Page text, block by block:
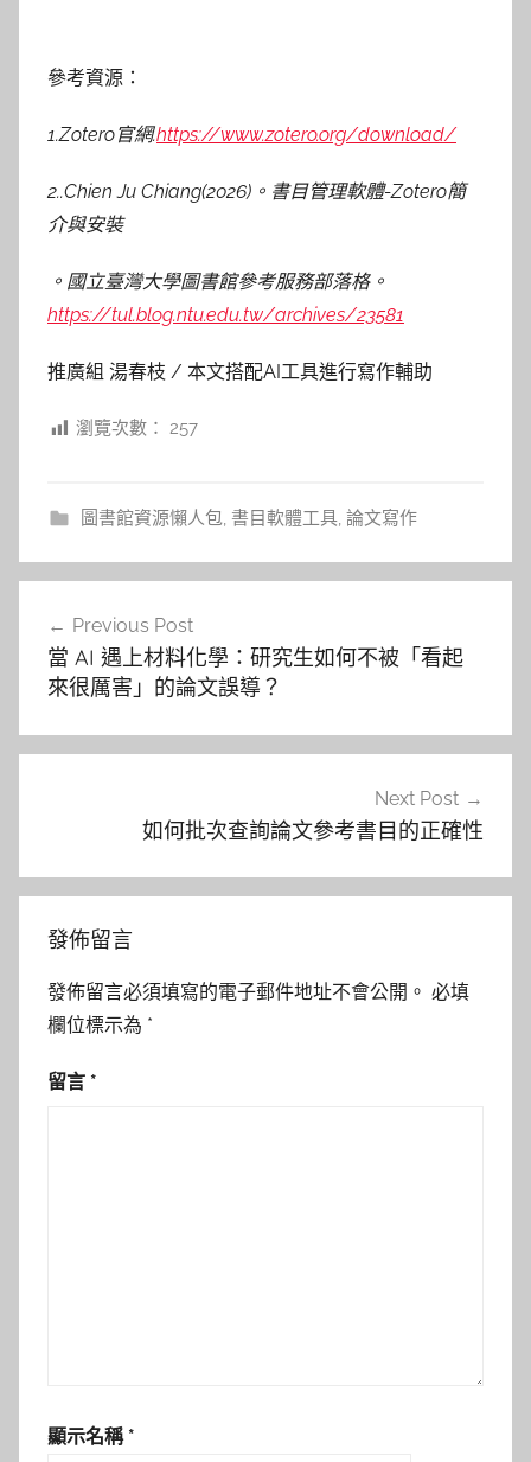
參考資源：
1.Zotero官網.https://www.zotero.org/download/
2..Chien Ju Chiang(2026)。書目管理軟體-Zotero簡
介與安裝
。國立臺灣大學圖書館參考服務部落格。
https://tul.blog.ntu.edu.tw/archives/23581
推廣組 湯春枝 / 本文搭配AI工具進行寫作輔助
瀏覽次數： 257
圖書館資源懶人包, 書目軟體工具, 論文寫作
覽
Previous Post
當 AI 遇上材料化學：研究生如何不被「看起
來很厲害」的論文誤導？
Next Post
如何批次查詢論文參考書目的正確性
發佈留言
發佈留言必須填寫的電子郵件地址不會公開。 必填
欄位標示為 *
留言 *
顯示名稱 *